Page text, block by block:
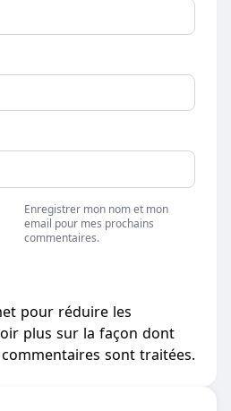
Enregistrer mon nom et mon
email pour mes prochains
commentaires.
pour réduire les
plus sur la façon dont
sont traitées.